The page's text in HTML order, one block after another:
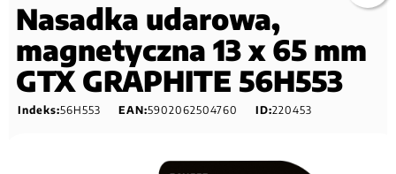
Nasadka udarowa,
magnetyczna 13 x 65 mm
GTX GRAPHITE 56H553
Indeks:56H553 EAN:5902062504760 ID:220453